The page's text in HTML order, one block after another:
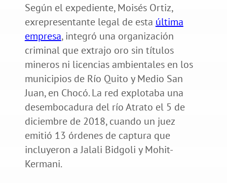
Según el expediente, Moisés Ortiz,
exrepresentante legal de esta última
empresa, integró una organización
criminal que extrajo oro sin títulos
mineros ni licencias ambientales en los
municipios de Río Quito y Medio San
Juan, en Chocó. La red explotaba una
desembocadura del río Atrato el 5 de
diciembre de 2018, cuando un juez
emitió 13 órdenes de captura que
incluyeron a Jalali Bidgoli y Mohit-
Kermani.